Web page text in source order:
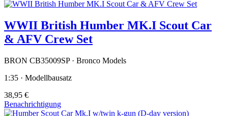
WWII British Humber MK.I Scout Car
& AFV Crew Set
BRON CB35009SP · Bronco Models
1:35 · Modellbausatz
38,95 €
Benachrichtigung